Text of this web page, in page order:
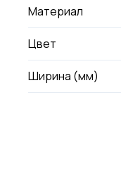
Материал
Цвет
Ширина (мм)